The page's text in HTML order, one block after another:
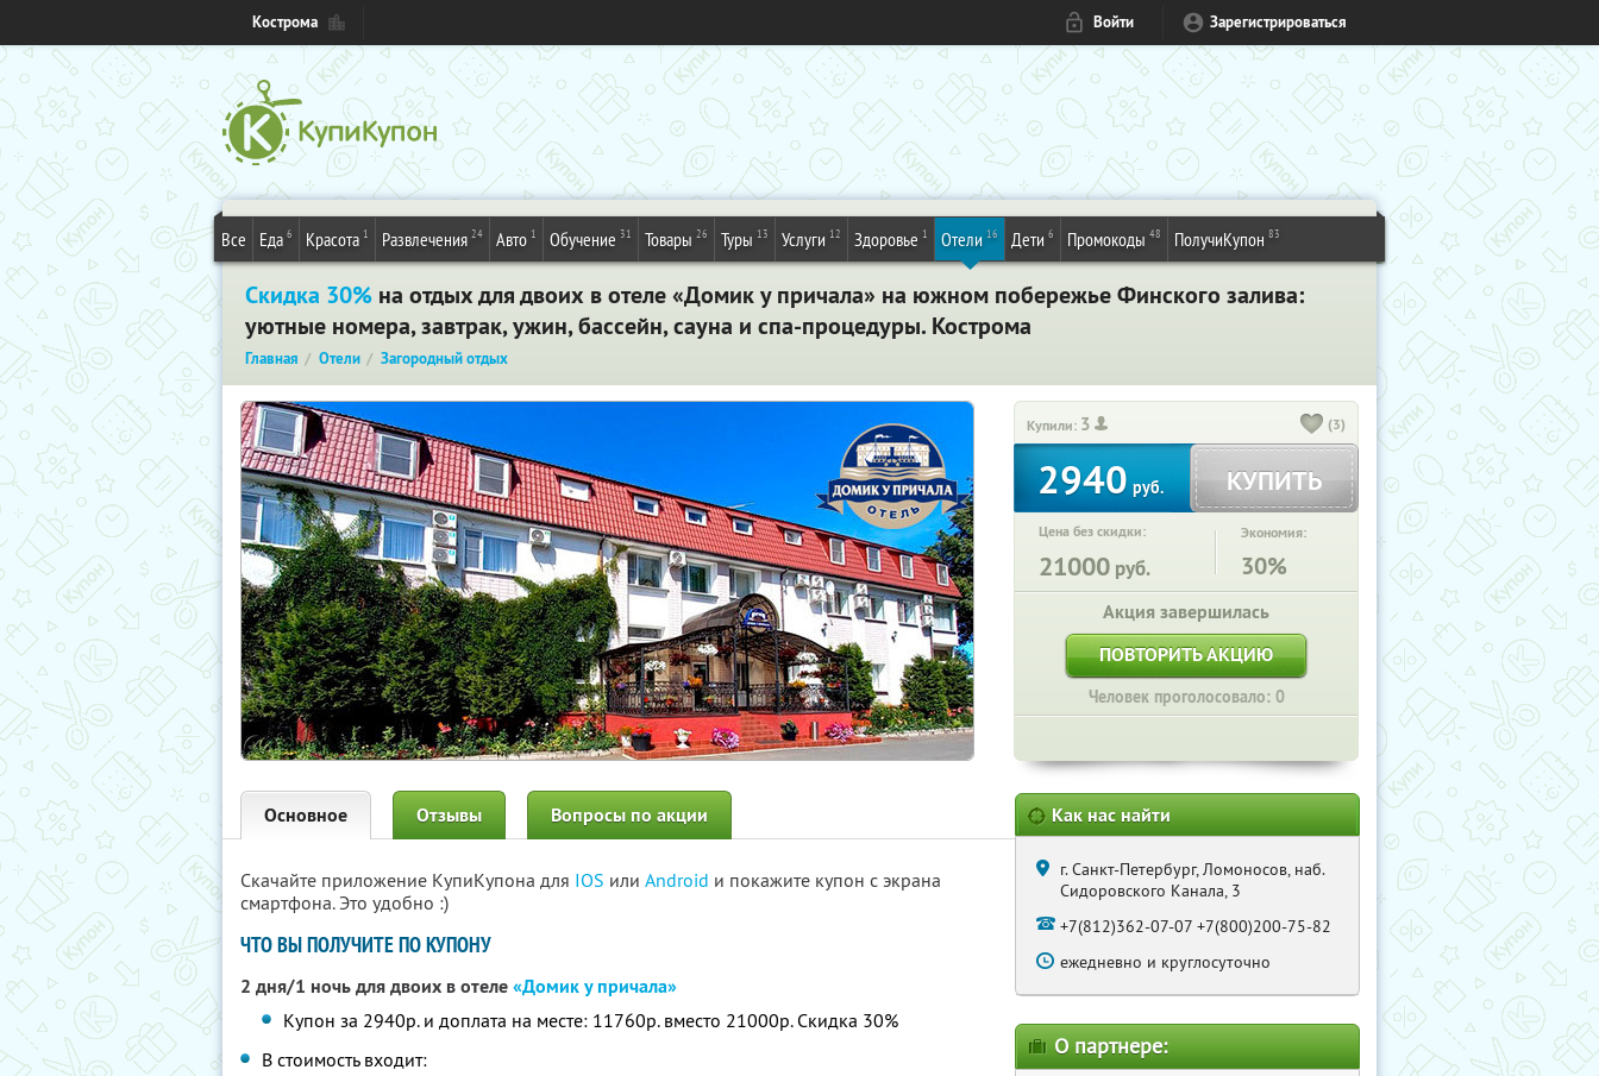
Кострома Войти Зарегистрироваться
Все Еда 6 Красота 1 Развлечения 24 Авто 1 Обучение 31 Товары 26 Туры 13 Услуги 12 Здоровье 1 Отели 16 Дети 6 Промокоды 48 ПолучиКупон 83
Скидка 30% на отдых для двоих в отеле «Домик у причала» на южном побережье Финского залива:
уютные номера, завтрак, ужин, бассейн, сауна и спа-процедуры. Кострома
Главная Отели Загородный отдых
Купили: 3 (3)
2940руб. КУПИТЬ
Цена без скидки:
21000 руб.
Экономия:
30%
Акция завершилась
ПОВТОРИТЬ АКЦИЮ
Человек проголосовало: 0
Основное Отзывы Вопросы по акции
Скачайте приложение КупиКупона для IOS или Android и покажите купон с экрана
смартфона. Это удобно :)
ЧТО ВЫ ПОЛУЧИТЕ ПО КУПОНУ
2 дня/1 ночь для двоих в отеле«Домик у причала»
Купон за 2940р. и доплата на месте: 11760р. вместо 21000р. Скидка 30%
В стоимость входит:
Как нас найти
г. Санкт-Петербург, Ломоносов, наб.
Сидоровского Канала, 3
+7(812)362-07-07 +7(800)200-75-82
ежедневно и круглосуточно
О партнере: